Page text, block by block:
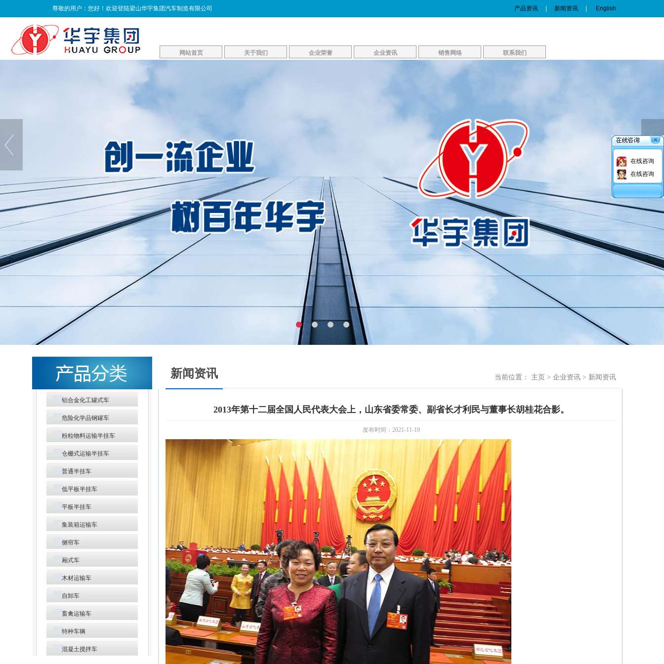
尊敬的用户：您好！欢迎登陆梁山华宇集团汽车制造有限公司 产品资讯 新闻资讯 English
网站首页
关于我们
企业荣誉
企业资讯
销售网络
联系我们
铝合金化工罐式车
危险化学品钢罐车
粉粒物料运输半挂车
仓栅式运输半挂车
普通半挂车
低平板半挂车
平板半挂车
集装箱运输车
侧帘车
厢式车
木材运输车
自卸车
畜禽运输车
特种车辆
混凝土搅拌车
新闻资讯 当前位置： 主页 > 企业资讯> 新闻资讯
2013年第十二届全国人民代表大会上，山东省委常委、副省长才利民与董事长胡桂花合影。
发布时间：2021-11-19
在线咨询
在线咨询